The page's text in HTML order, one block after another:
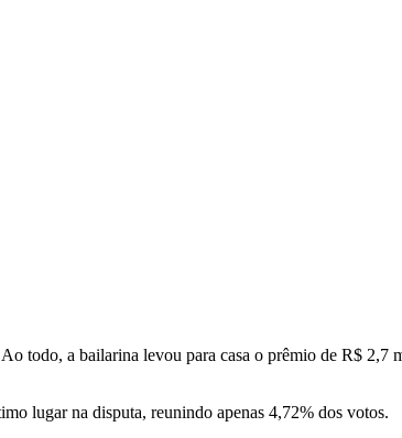
todo, a bailarina levou para casa o prêmio de R$ 2,7
lugar na disputa, reunindo apenas 4,72% dos votos.